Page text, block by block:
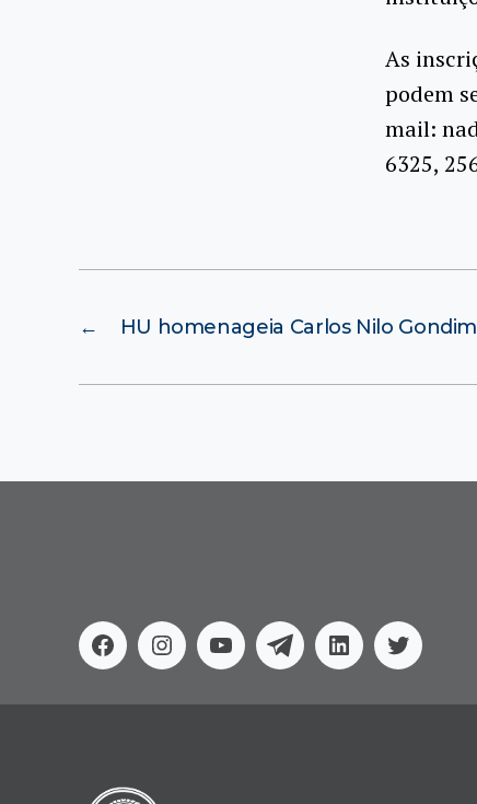
As
podem
mail:
6325,
← HU homenageia Carlos Nilo
FacebookInstagram
YoutubeTelegramLinkedinTwitter